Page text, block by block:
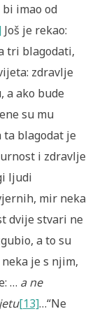
imao od
Još je rekao:
tri blagodati,
zdravlje
a ako bude
su mu
ta blagodat je
i zdravlje
ljudi
mir neka
dvije stvari ne
a to su
je s njim,
… a ne
[13]…“Ne